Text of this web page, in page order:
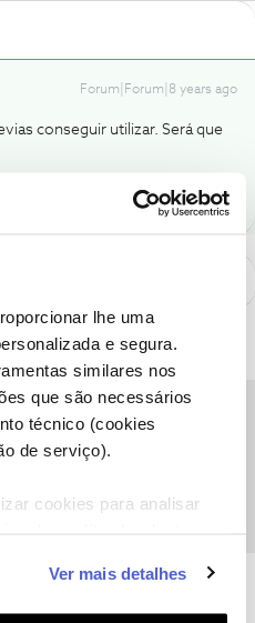
lhe uma
e segura.
similares nos
que são necessários
técnico (cookies
de serviço).
cookies para analisar
personalização e
aos seus interesses
Ver mais detalhes
Forum|Forum|8 years ago
conseguir utilizar. Será que